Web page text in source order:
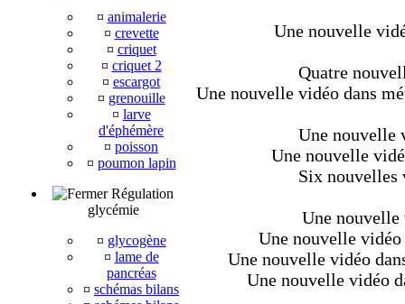
¤ animalerie
¤ crevette
¤ criquet
¤ criquet 2
¤ escargot
¤ grenouille
¤ larve
d'éphémère
¤ poisson
¤ poumon lapin
Régulation
glycémie
¤ glycogène
¤ lame de
pancréas
¤ schémas bilans
Une nouvelle
Quatre
Une nouvelle vidéo dans
Une nouvelle
Une nouvelle
Six nouvelles
Une nouvelle
Une nouvelle
Une nouvelle vidéo
Une nouvelle vidéo